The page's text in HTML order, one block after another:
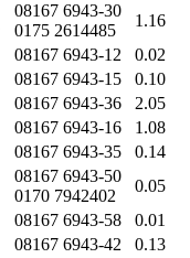
08167 6943-30
0175 2614485
1.16
08167 6943-12 0.02
08167 6943-15 0.10
08167 6943-36 2.05
08167 6943-16 1.08
08167 6943-35 0.14
08167 6943-50
0170 7942402
0.05
08167 6943-58 0.01
08167 6943-42 0.13